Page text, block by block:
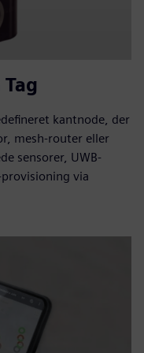
kantnode, der
mesh-router eller
sensorer, UWB-
via